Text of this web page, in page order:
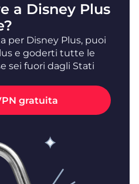
a Disney Plus
per Disney Plus, puoi
e goderti tutte le
sei fuori dagli Stati
gratuita